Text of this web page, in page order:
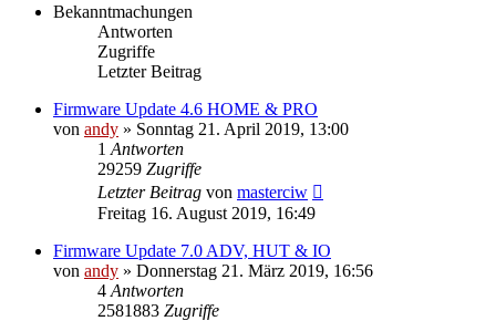
Bekanntmachungen
Antworten
Zugriffe
Letzter Beitrag
Firmware Update 4.6 HOME & PRO
von andy » Sonntag 21. April 2019, 13:00
1 Antworten
29259 Zugriffe
Letzter Beitrag von masterciw
Freitag 16. August 2019, 16:49
Firmware Update 7.0 ADV, HUT & IO
von andy » Donnerstag 21. März 2019, 16:56
4 Antworten
2581883 Zugriffe